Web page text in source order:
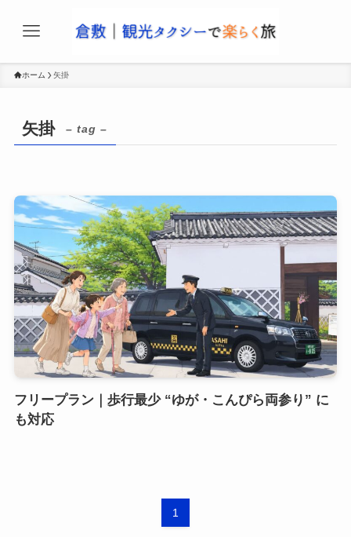
ホーム 矢掛
矢掛 – tag –
フリープラン｜歩行最少 “ゆが・こんぴら両参り” に
も対応
1